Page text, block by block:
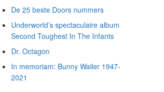
De 25 beste Doors nummers
Underworld’s spectaculaire album
Second Toughest In The Infants
Dr. Octagon
In memoriam: Bunny Wailer 1947-
2021